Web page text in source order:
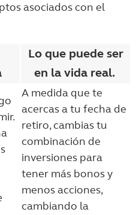
asociados con el
Lo que puede ser
en la vida real.
A medida que te
acercas a tu fecha de
retiro, cambias tu
combinación de
inversiones para
tener más bonos y
menos acciones,
cambiando la